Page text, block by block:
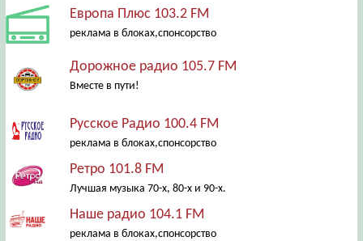
Европа Плюс 103.2 FM
реклама в блоках,спонсорство
Дорожное радио 105.7 FM
Вместе в пути!
Русское Радио 100.4 FM
реклама в блоках,спонсорство
Ретро 101.8 FM
Лучшая музыка 70-х, 80-х и 90-х.
Наше радио 104.1 FM
реклама в блоках,спонсорство